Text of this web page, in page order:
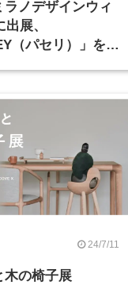
ラノデザインウィ
展、
（パセリ）」をタ
24/7/11
木の椅子展